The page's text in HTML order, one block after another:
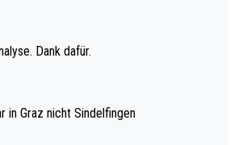
Dank dafür.
in Graz nicht Sindelfingen